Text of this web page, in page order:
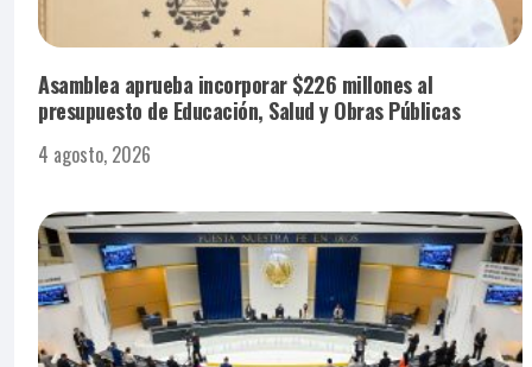
Asamblea aprueba incorporar $226 millones al
presupuesto de Educación, Salud y Obras Públicas
4 agosto, 2026